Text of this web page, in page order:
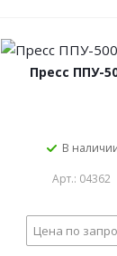
Пресс ППУ-
В
Арт.: 04362
Цена по